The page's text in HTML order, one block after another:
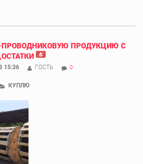
ПРОДУКЦИЮ С
15:36 ГОСТЬ 0
КУПЛЮ